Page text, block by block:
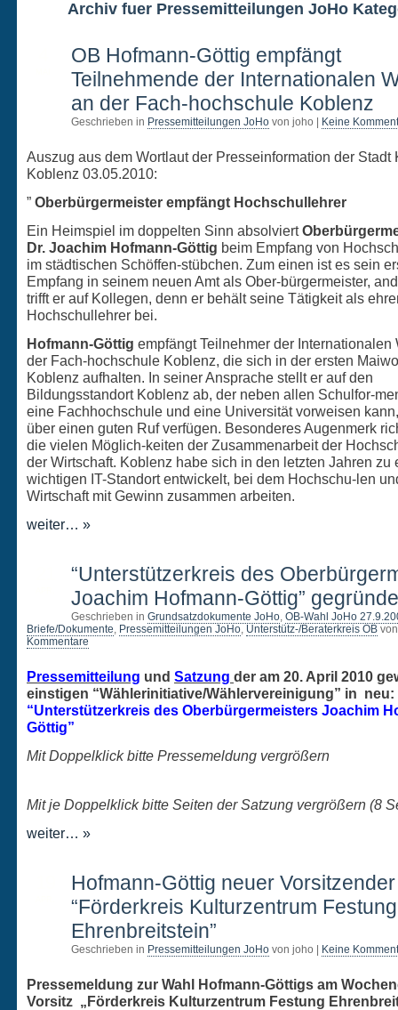
Archiv fuer Pressemitteilungen JoHo
OB Hofmann-Göttig empfängt
Teilnehmende der Internationalen
an der Fach-hochschule Koblenz
Geschrieben in Pressemitteilungen JoHo von joho | Keine
Auszug aus dem Wortlaut der Presseinformation der Stadt
Koblenz 03.05.2010:
” Oberbürgermeister empfängt Hochschullehrer
Ein Heimspiel im doppelten Sinn absolviert
Dr. Joachim Hofmann-Göttig beim Empfang von
im städtischen Schöffen-stübchen. Zum einen ist es sein
Empfang in seinem neuen Amt als Ober-bürgermeister,
trifft er auf Kollegen, denn er behält seine Tätigkeit als
Hochschullehrer bei.
Hofmann-Göttig empfängt Teilnehmer der Internationalen
der Fach-hochschule Koblenz, die sich in der ersten
Koblenz aufhalten. In seiner Ansprache stellt er auf den
Bildungsstandort Koblenz ab, der neben allen Schulfor-
eine Fachhochschule und eine Universität vorweisen
über einen guten Ruf verfügen. Besonderes Augenmerk
die vielen Möglich-keiten der Zusammenarbeit der
der Wirtschaft. Koblenz habe sich in den letzten Jahren zu
wichtigen IT-Standort entwickelt, bei dem Hochschu-len
Wirtschaft mit Gewinn zusammen arbeiten.
weiter… »
“Unterstützerkreis des
Joachim Hofmann-Göttig”
Geschrieben in Grundsatzdokumente JoHo, OB-Wahl JoHo
Briefe/Dokumente, Pressemitteilungen JoHo, Unterstütz-/Beraterkreis OB
Kommentare
Pressemitteilung und Satzung der am 20. April 2010
einstigen “Wählerinitiative/Wählervereinigung” in neu:
“Unterstützerkreis des Oberbürgermeisters Joachim
Göttig”
Mit Doppelklick bitte Pressemeldung vergrößern
Mit je Doppelklick bitte Seiten der Satzung vergrößern (8
weiter… »
Hofmann-Göttig neuer Vorsitzender
“Förderkreis Kulturzentrum Festung
Ehrenbreitstein”
Geschrieben in Pressemitteilungen JoHo von joho | Keine
Pressemeldung zur Wahl Hofmann-Göttigs am
Vorsitz „Förderkreis Kulturzentrum Festung